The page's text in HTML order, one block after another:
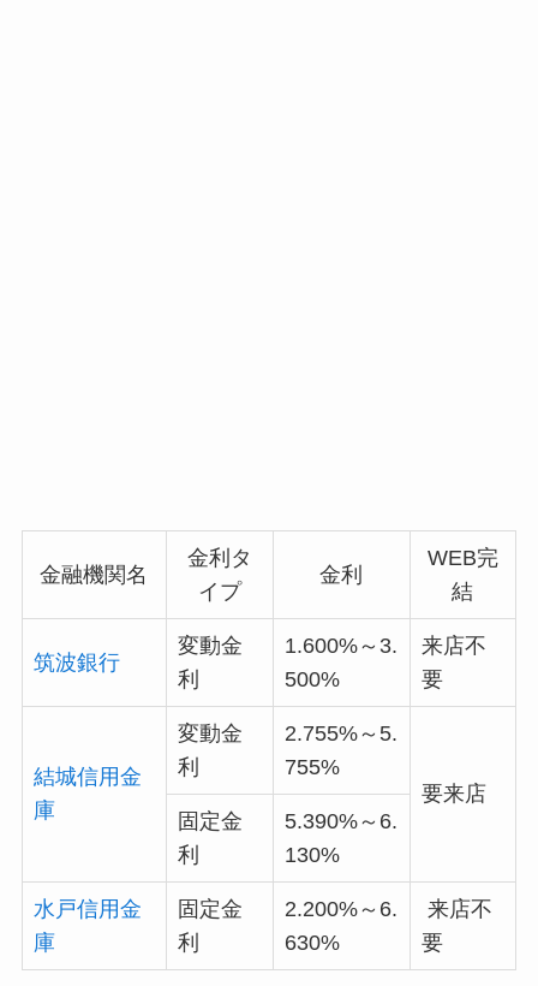
金融機関名
金利タ
イプ
金利
WEB完
結
筑波銀行
変動金
利
1.600%～3.
500%
来店不
要
結城信用金
庫
変動金
利
2.755%～5.
755%
要来店
固定金
利
5.390%～6.
130%
水戸信用金
庫
固定金
利
2.200%～6.
630%
来店不
要